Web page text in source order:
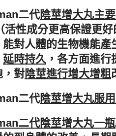
二代陰莖增大丸主
活性成分更高保證更
能對人體的生物機能
延時持久 ，各方面進
，對陰莖進行增大增粗
二代陰莖增大丸服
二代陰莖增大丸一瓶